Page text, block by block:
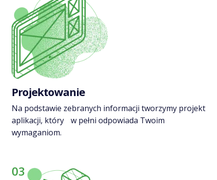
Projektowanie
Na podstawie zebranych informacji tworzymy projekt
aplikacji, który w pełni odpowiada Twoim
wymaganiom.
03